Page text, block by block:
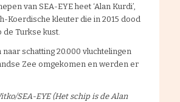
van SEA-EYE heet ‘Alan Kurdi’,
Koerdische kleuter die in 2015 dood
de Turkse kust.
naar schatting 20.000 vluchtelingen
Zee omgekomen en werden er
SEA-EYE (Het schip is de Alan